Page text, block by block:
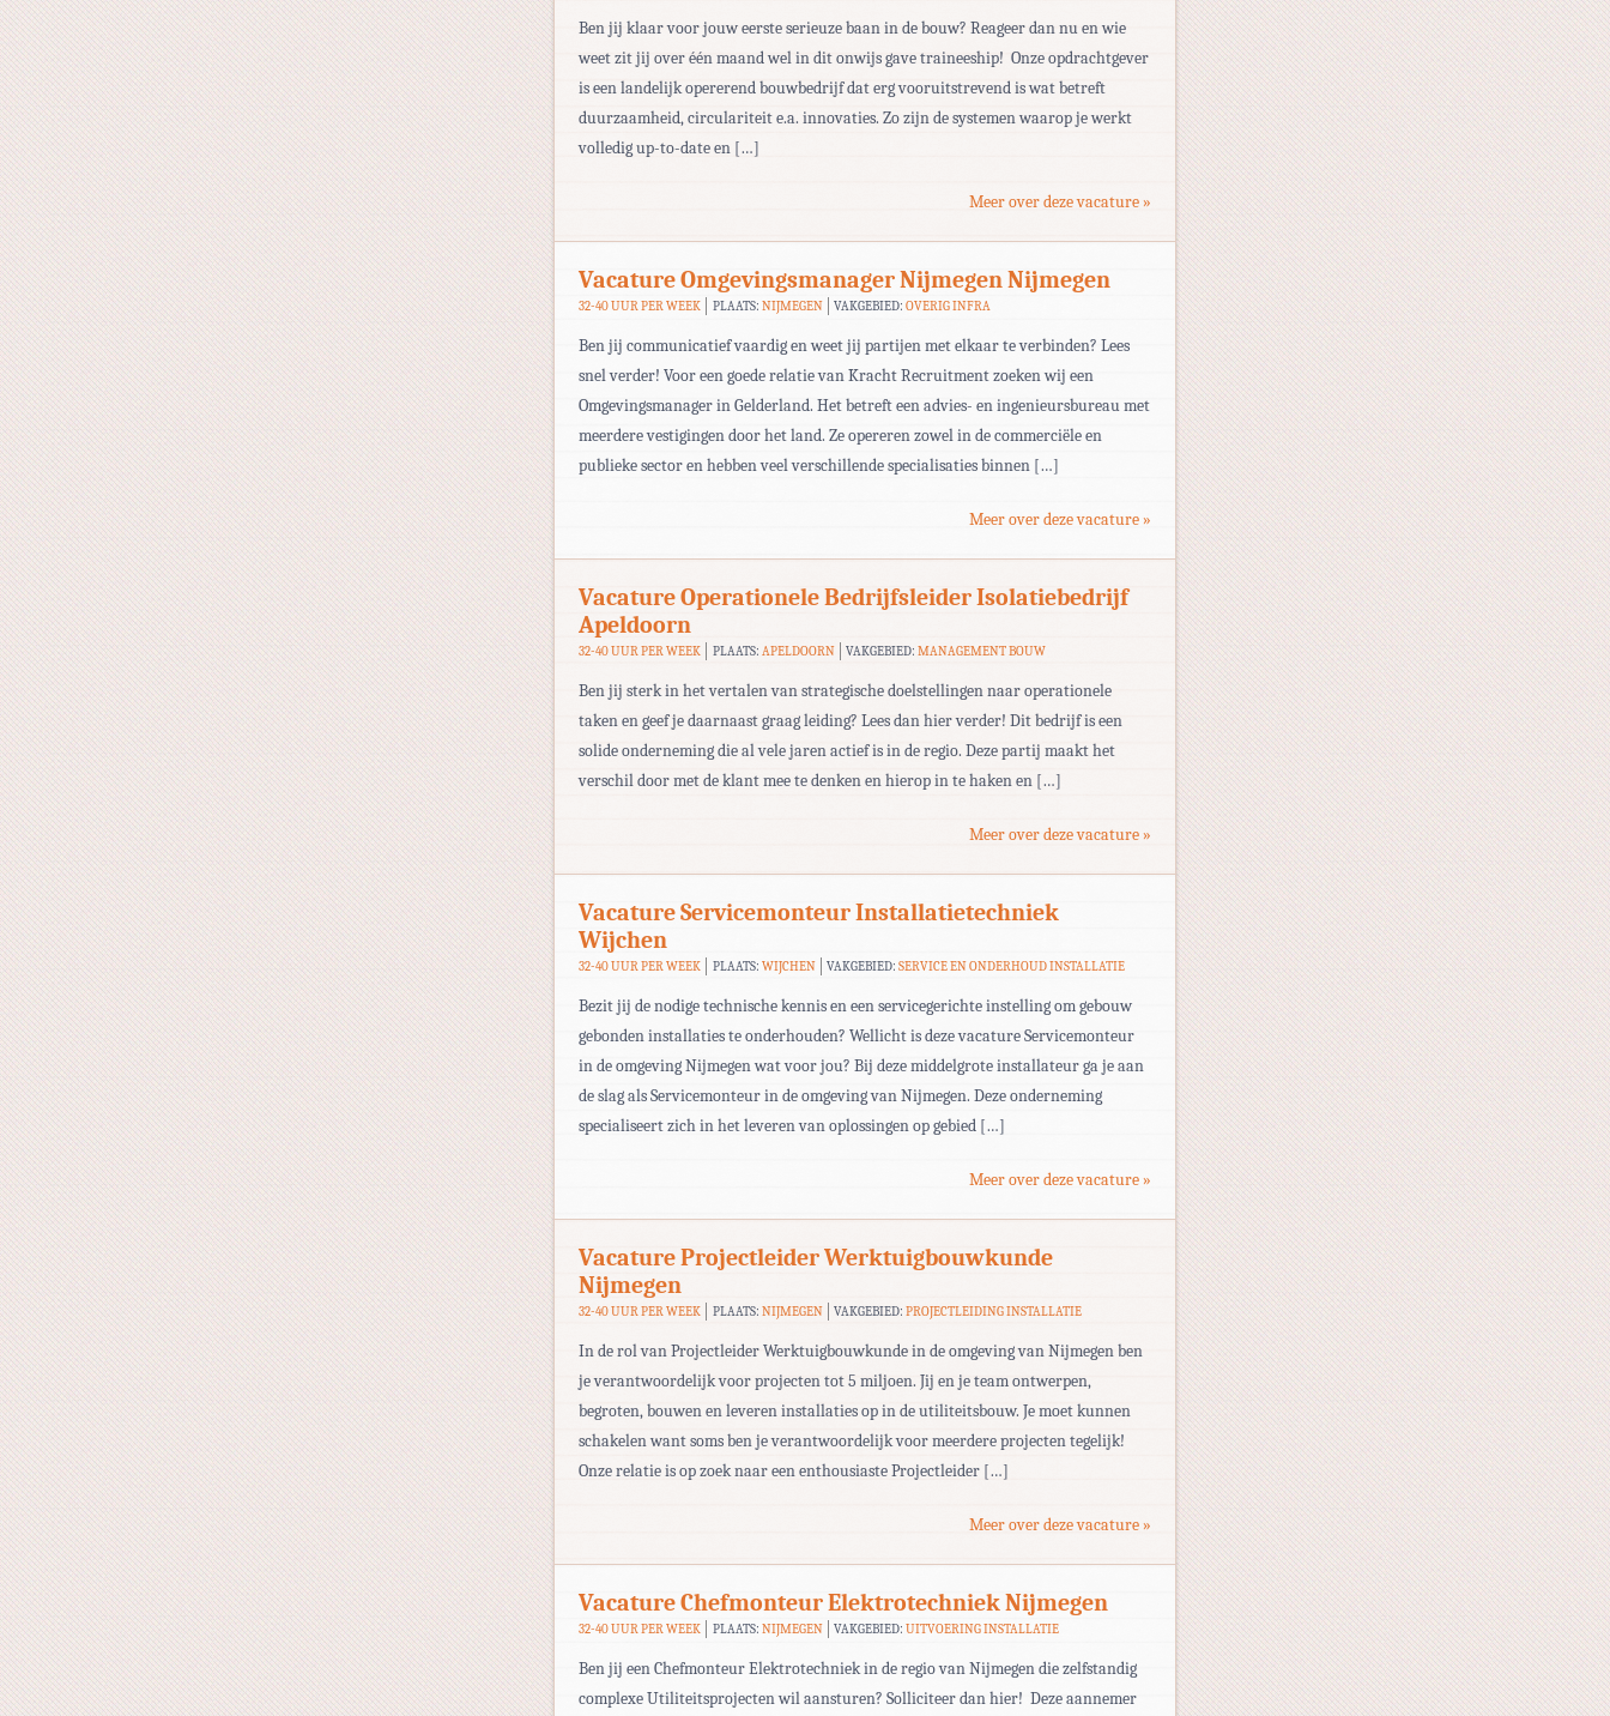
Ben jij klaar voor jouw eerste serieuze baan in de bouw? Reageer dan nu en wie
weet zit jij over één maand wel in dit onwijs gave traineeship! Onze opdrachtgever
is een landelijk opererend bouwbedrijf dat erg vooruitstrevend is wat betreft
duurzaamheid, circulariteit e.a. innovaties. Zo zijn de systemen waarop je werkt
volledig up-to-date en […]
Meer over deze vacature »
Vacature Omgevingsmanager Nijmegen Nijmegen
32-40 UUR PER WEEK PLAATS: NIJMEGEN VAKGEBIED:OVERIG INFRA
Ben jij communicatief vaardig en weet jij partijen met elkaar te verbinden? Lees
snel verder! Voor een goede relatie van Kracht Recruitment zoeken wij een
Omgevingsmanager in Gelderland. Het betreft een advies- en ingenieursbureau met
meerdere vestigingen door het land. Ze opereren zowel in de commerciële en
publieke sector en hebben veel verschillende specialisaties binnen […]
Meer over deze vacature »
Vacature Operationele Bedrijfsleider Isolatiebedrijf
Apeldoorn
32-40 UUR PER WEEK PLAATS: APELDOORN VAKGEBIED:MANAGEMENT BOUW
Ben jij sterk in het vertalen van strategische doelstellingen naar operationele
taken en geef je daarnaast graag leiding? Lees dan hier verder! Dit bedrijf is een
solide onderneming die al vele jaren actief is in de regio. Deze partij maakt het
verschil door met de klant mee te denken en hierop in te haken en […]
Meer over deze vacature »
Vacature Servicemonteur Installatietechniek
Wijchen
32-40 UUR PER WEEK PLAATS: WIJCHEN VAKGEBIED:SERVICE EN ONDERHOUD INSTALLATIE
Bezit jij de nodige technische kennis en een servicegerichte instelling om gebouw
gebonden installaties te onderhouden? Wellicht is deze vacature Servicemonteur
in de omgeving Nijmegen wat voor jou? Bij deze middelgrote installateur ga je aan
de slag als Servicemonteur in de omgeving van Nijmegen. Deze onderneming
specialiseert zich in het leveren van oplossingen op gebied […]
Meer over deze vacature »
Vacature Projectleider Werktuigbouwkunde
Nijmegen
32-40 UUR PER WEEK PLAATS: NIJMEGEN VAKGEBIED:PROJECTLEIDING INSTALLATIE
In de rol van Projectleider Werktuigbouwkunde in de omgeving van Nijmegen ben
je verantwoordelijk voor projecten tot 5 miljoen. Jij en je team ontwerpen,
begroten, bouwen en leveren installaties op in de utiliteitsbouw. Je moet kunnen
schakelen want soms ben je verantwoordelijk voor meerdere projecten tegelijk!
Onze relatie is op zoek naar een enthousiaste Projectleider […]
Meer over deze vacature »
Vacature Chefmonteur Elektrotechniek Nijmegen
32-40 UUR PER WEEK PLAATS: NIJMEGEN VAKGEBIED:UITVOERING INSTALLATIE
Ben jij een Chefmonteur Elektrotechniek in de regio van Nijmegen die zelfstandig
complexe Utiliteitsprojecten wil aansturen? Solliciteer dan hier! Deze aannemer